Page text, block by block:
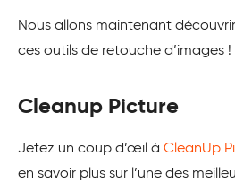
Nous allons maintenant
ces outils de retouche d’images !
Cleanup Picture
Jetez un coup d’œil à CleanUp
en savoir plus sur l’une des